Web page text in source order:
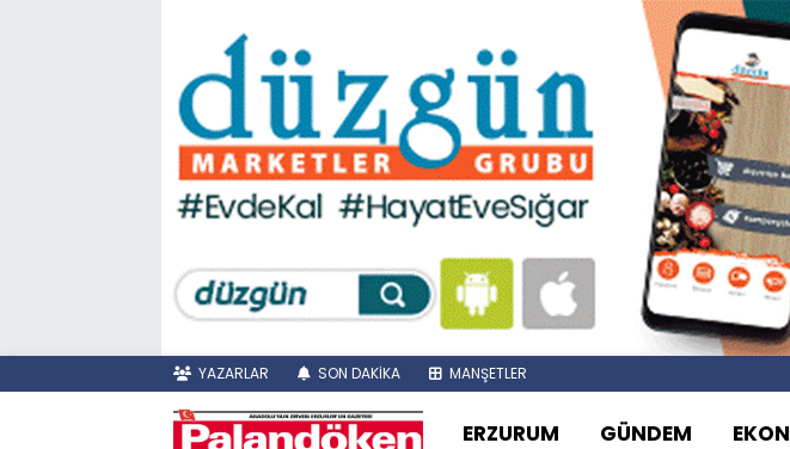
YAZARLAR SON DAKİKA MANŞETLER
ERZURUM GÜNDEM